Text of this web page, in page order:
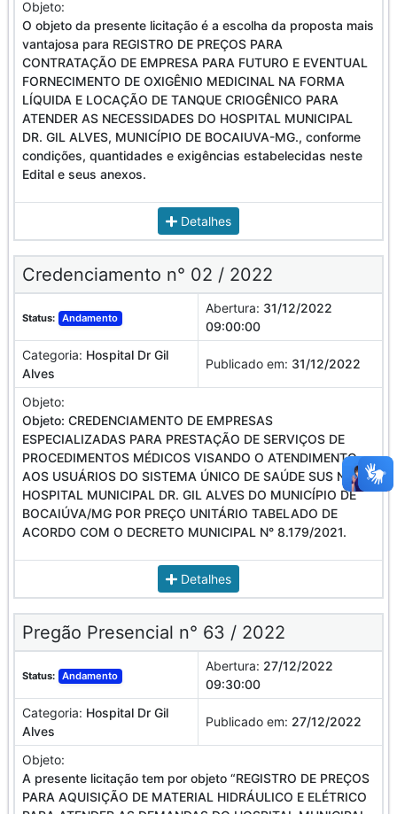
Objeto:
O objeto da presente licitação é a escolha da proposta mais
vantajosa para REGISTRO DE PREÇOS PARA
CONTRATAÇÃO DE EMPRESA PARA FUTURO E EVENTUAL
FORNECIMENTO DE OXIGÊNIO MEDICINAL NA FORMA
LÍQUIDA E LOCAÇÃO DE TANQUE CRIOGÊNICO PARA
ATENDER AS NECESSIDADES DO HOSPITAL MUNICIPAL
DR. GIL ALVES, MUNICÍPIO DE BOCAIUVA-MG., conforme
condições, quantidades e exigências estabelecidas neste
Edital e seus anexos.
Detalhes
Credenciamento n° 02 / 2022
Status: Andamento
Abertura: 31/12/2022
09:00:00
Categoria: Hospital Dr Gil
Alves
Publicado em: 31/12/2022
Objeto:
Objeto: CREDENCIAMENTO DE EMPRESAS
ESPECIALIZADAS PARA PRESTAÇÃO DE SERVIÇOS DE
PROCEDIMENTOS MÉDICOS VISANDO O ATENDIMENTO
AOS USUÁRIOS DO SISTEMA ÚNICO DE SAÚDE SUS NO
HOSPITAL MUNICIPAL DR. GIL ALVES DO MUNICÍPIO DE
BOCAIÚVA/MG POR PREÇO UNITÁRIO TABELADO DE
ACORDO COM O DECRETO MUNICIPAL N° 8.179/2021.
Detalhes
Pregão Presencial n° 63 / 2022
Status: Andamento
Abertura: 27/12/2022
09:30:00
Categoria: Hospital Dr Gil
Alves
Publicado em: 27/12/2022
Objeto:
A presente licitação tem por objeto “REGISTRO DE PREÇOS
PARA AQUISIÇÃO DE MATERIAL HIDRÁULICO E ELÉTRICO